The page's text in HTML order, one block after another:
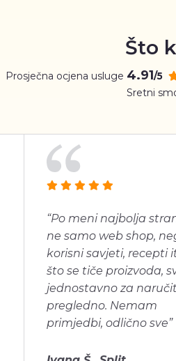
Što
Prosječna ocjena usluge 4.91/5
Sretni
“Po meni najbolja
ne samo web shop,
korisni savjeti, recepti
što se tiče proizvoda,
jednostavno za
pregledno. Nemam
primjedbi, odlično sve”